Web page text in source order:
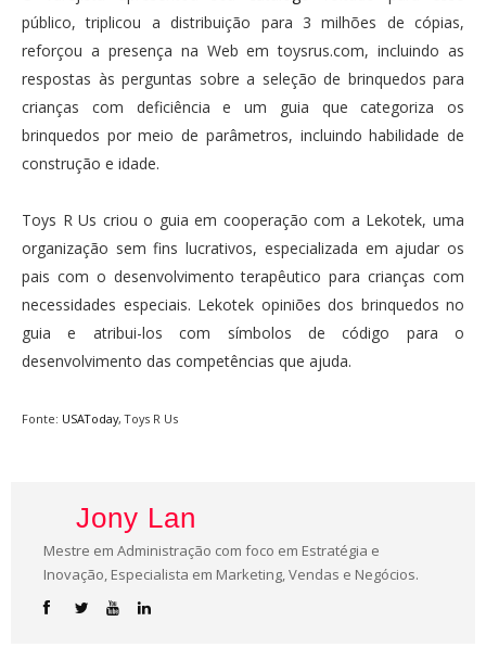
público, triplicou a distribuição para 3 milhões de cópias,
reforçou a presença na Web em toysrus.com, incluindo as
respostas às perguntas sobre a seleção de brinquedos para
crianças com deficiência e um guia que categoriza os
brinquedos por meio de parâmetros, incluindo habilidade de
construção e idade.
Toys R Us criou o guia em cooperação com a Lekotek, uma
organização sem fins lucrativos, especializada em ajudar os
pais com o desenvolvimento terapêutico para crianças com
necessidades especiais. Lekotek opiniões dos brinquedos no
guia e atribui-los com símbolos de código para o
desenvolvimento das competências que ajuda.
Fonte: USAToday, Toys R Us
Jony Lan
Mestre em Administração com foco em Estratégia e
Inovação, Especialista em Marketing, Vendas e Negócios.